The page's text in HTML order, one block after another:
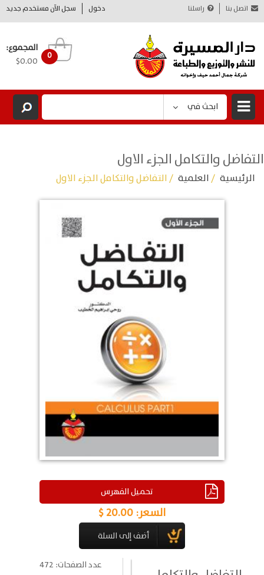
دخول سجل الآن مستخدم جديد اتصل بنا راسلنا
0
المجموع:
$0.00
ابحث في
التفاضل والتكامل الجزء الاول
الرئيسية /العلمية / التفاضل والتكامل الجزء الاول
تحميل الفهرس
السعر: 20.00 $
عدد الصفحات: 472